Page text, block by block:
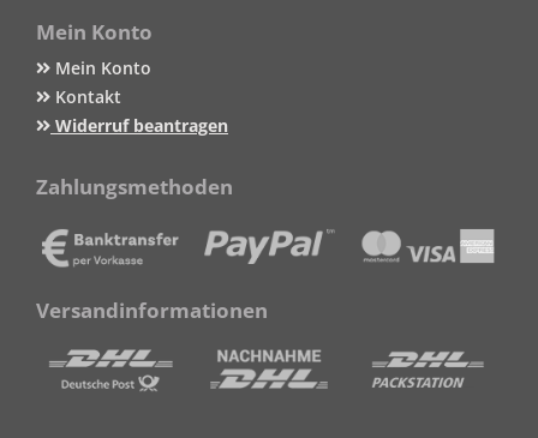
Mein Konto
Mein Konto
Kontakt
Widerruf beantragen
Zahlungsmethoden
Versandinformationen